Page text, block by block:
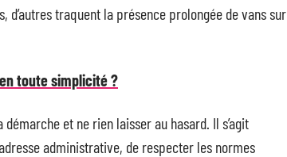
traquent la présence prolongée de vans sur
toute simplicité ?
et ne rien laisser au hasard. Il s’agit
administrative, de respecter les normes